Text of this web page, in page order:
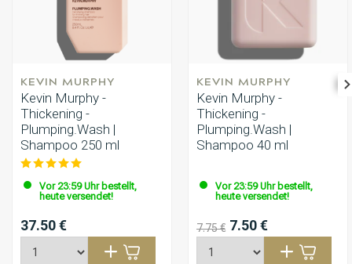
KEVIN MURPHY
Kevin Murphy -
Thickening -
Plumping.Wash |
Shampoo 250 ml
Vor 23:59 Uhr bestellt,
heute versendet!
37.50 €
KEVIN MURPHY
Kevin Murphy -
Thickening -
Plumping.Wash |
Shampoo 40 ml
Vor 23:59 Uhr bestellt,
heute versendet!
7.75 € 7.50 €